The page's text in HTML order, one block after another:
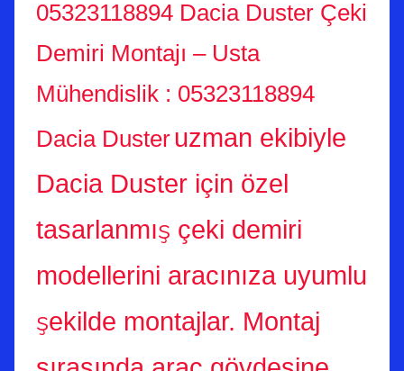
05323118894 Dacia Duster Çeki
Demiri Montajı – Usta
Mühendislik : 05323118894
Dacia Dusteruzman ekibiyle
Dacia Duster için özel
tasarlanmış çeki demiri
modellerini aracınıza uyumlu
şekilde montajlar. Montaj